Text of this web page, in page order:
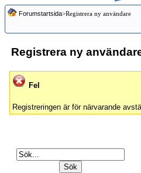
Forumstartsida>Registrera ny användare
Registrera ny
Fel
Registreringen är för närvarande